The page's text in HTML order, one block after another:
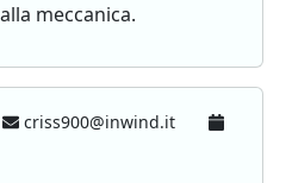
meccanica.
criss900@inwind.it